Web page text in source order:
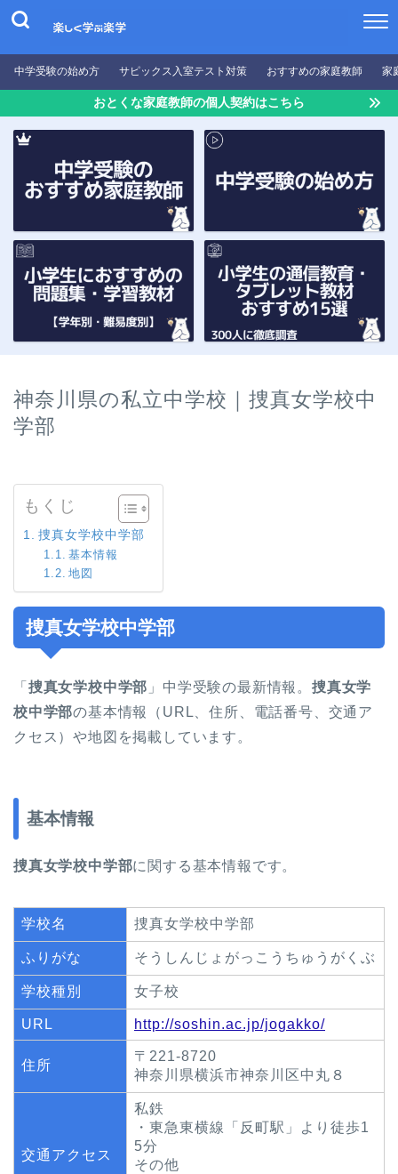
中学受験の始め方 サピックス入室テスト対策 おすすめの家庭教師 家
おとくな家庭教師の個人契約はこちら
神奈川県の私立中学校｜捜真女学校中
学部
もくじ
捜真女学校中学部
基本情報
地図
捜真女学校中学部
「 捜真女学校中学部 」中学受験の最新情報。捜真女学
校中学部の基本情報（URL、住所、電話番号、交通ア
クセス）や地図を掲載しています。
基本情報
捜真女学校中学部に関する基本情報です。
学校名 捜真女学校中学部
ふりがな そうしんじょがっこうちゅうがくぶ
学校種別 女子校
URL http://soshin.ac.jp/jogakko/
住所
〒221-8720
神奈川県横浜市神奈川区中丸８
交通アクセス
私鉄
・東急東横線「反町駅」より徒歩1
5分
その他